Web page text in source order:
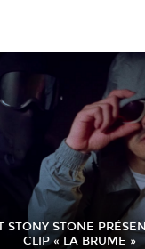
STONY STONE
CLIP « LA BRUME »